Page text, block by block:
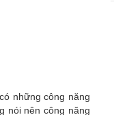
những công năng
nói nên công năng